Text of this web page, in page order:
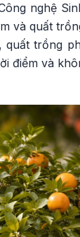
nghệ
và quất
trồng
điểm và